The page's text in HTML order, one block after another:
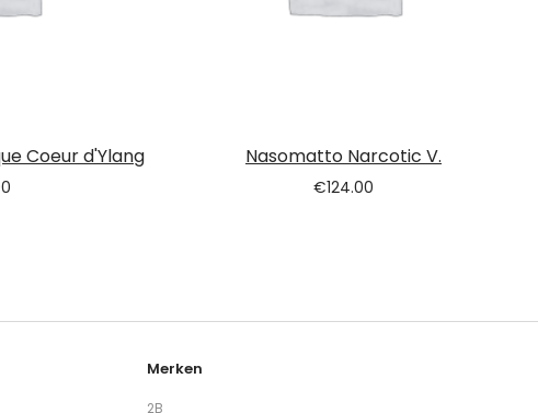
Coeur d'Ylang Nasomatto Narcotic V.
€124.00
Merken
2B